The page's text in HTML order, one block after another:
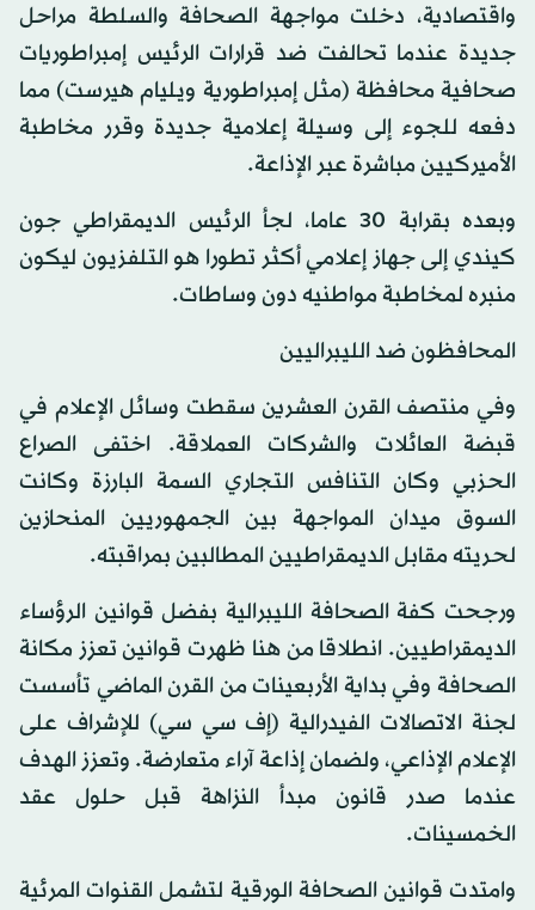
واقتصادية، دخلت مواجهة الصحافة والسلطة مراحل
جديدة عندما تحالفت ضد قرارات الرئيس إمبراطوريات
صحافية محافظة (مثل إمبراطورية ويليام هيرست) مما
دفعه للجوء إلى وسيلة إعلامية جديدة وقرر مخاطبة
الأميركيين مباشرة عبر الإذاعة.
وبعده بقرابة 30 عاما، لجأ الرئيس الديمقراطي جون
كيندي إلى جهاز إعلامي أكثر تطورا هو التلفزيون ليكون
منبره لمخاطبة مواطنيه دون وساطات.
المحافظون ضد الليبراليين
وفي منتصف القرن العشرين سقطت وسائل الإعلام في
قبضة العائلات والشركات العملاقة. اختفى الصراع
الحزبي وكان التنافس التجاري السمة البارزة وكانت
السوق ميدان المواجهة بين الجمهوريين المنحازين
لحريته مقابل الديمقراطيين المطالبين بمراقبته.
ورجحت كفة الصحافة الليبرالية بفضل قوانين الرؤساء
الديمقراطيين. انطلاقا من هنا ظهرت قوانين تعزز مكانة
الصحافة وفي بداية الأربعينات من القرن الماضي تأسست
لجنة الاتصالات الفيدرالية (إف سي سي) للإشراف على
الإعلام الإذاعي، ولضمان إذاعة آراء متعارضة. وتعزز الهدف
عندما صدر قانون مبدأ النزاهة قبل حلول عقد
الخمسينات.
وامتدت قوانين الصحافة الورقية لتشمل القنوات المرئية